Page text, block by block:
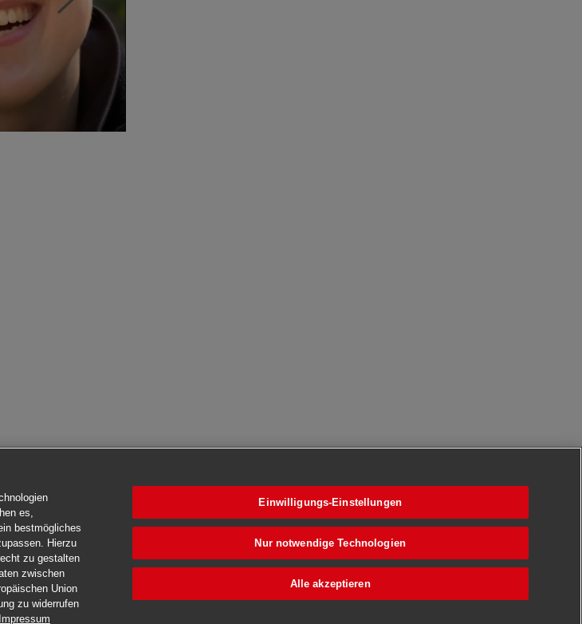
es,
bestmögliches
Hierzu
zu gestalten
zwischen
Union
zu widerrufen
Impressum
Einwilligungs-Einstellungen
Nur notwendige Technologien
Alle akzeptieren